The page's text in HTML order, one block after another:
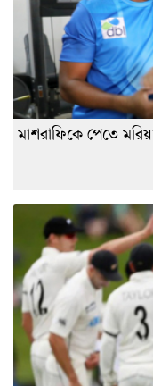
মাশরাফিকে পেতে